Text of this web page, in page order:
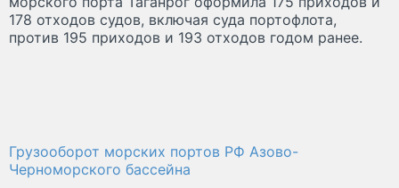
178 отходов судов, включая суда портофлота,
против 195 приходов и 193 отходов годом ранее.
Грузооборот морских портов РФ Азово-
Черноморского бассейна